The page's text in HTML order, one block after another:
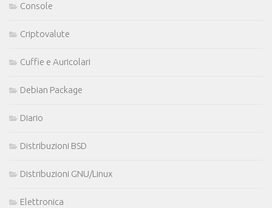
Console
Criptovalute
Cuffie e Auricolari
Debian Package
Diario
Distribuzioni BSD
Distribuzioni GNU/Linux
Elettronica